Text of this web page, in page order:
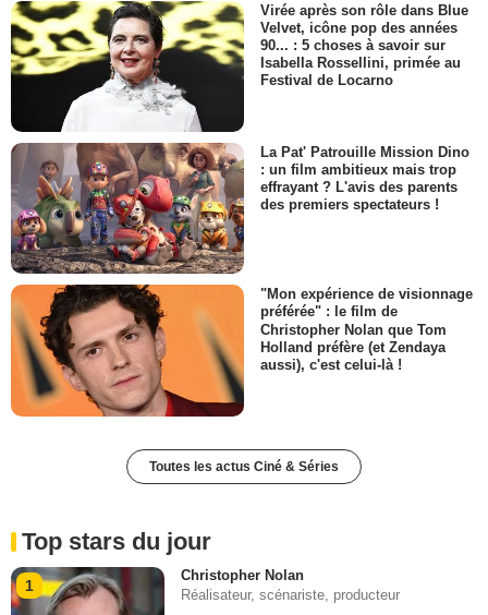
Virée après son rôle dans Blue
Velvet, icône pop des années
90... : 5 choses à savoir sur
Isabella Rossellini, primée au
Festival de Locarno
La Pat' Patrouille Mission Dino
: un film ambitieux mais trop
effrayant ? L'avis des parents
des premiers spectateurs !
"Mon expérience de visionnage
préférée" : le film de
Christopher Nolan que Tom
Holland préfère (et Zendaya
aussi), c'est celui-là !
Toutes les actus Ciné & Séries
Top stars du jour
1
Christopher Nolan
Réalisateur, scénariste, producteur